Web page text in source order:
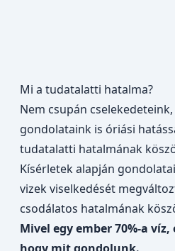
Mi a tudatalatti hatalma?
Nem csupán
gondolataink is óriási
tudatalatti hatalmának
Kísérletek alapján
vizek viselkedését
csodálatos hatalmának
Mivel egy ember 70%-a